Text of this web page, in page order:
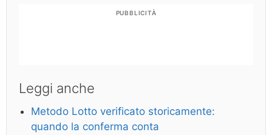
PUBBLICITÀ
Leggi anche
Metodo Lotto verificato storicamente:
quando la conferma conta